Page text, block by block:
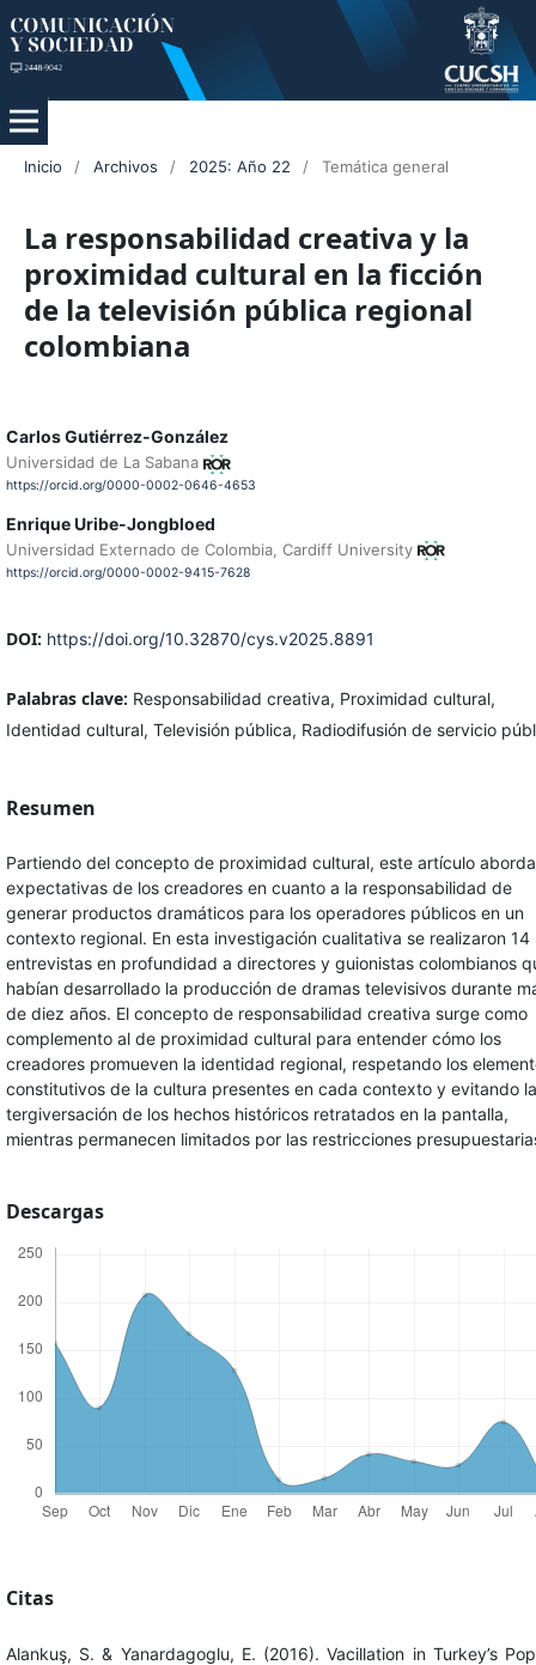
Inicio / Archivos / 2025: Año 22 / Temática general
La responsabilidad creativa y la
proximidad cultural en la ficción
de la televisión pública regional
colombiana
Carlos Gutiérrez-González
Universidad de La Sabana
https://orcid.org/0000-0002-0646-4653
Enrique Uribe-Jongbloed
Universidad Externado de Colombia, Cardiff University
https://orcid.org/0000-0002-9415-7628
DOI: https://doi.org/10.32870/cys.v2025.8891
Palabras clave: Responsabilidad creativa, Proximidad cultural,
Identidad cultural, Televisión pública, Radiodifusión de servicio
Resumen
Partiendo del concepto de proximidad cultural, este artículo
expectativas de los creadores en cuanto a la responsabilidad de
generar productos dramáticos para los operadores públicos en un
contexto regional. En esta investigación cualitativa se realizaron 14
entrevistas en profundidad a directores y guionistas colombianos
habían desarrollado la producción de dramas televisivos durante
de diez años. El concepto de responsabilidad creativa surge como
complemento al de proximidad cultural para entender cómo los
creadores promueven la identidad regional, respetando los
constitutivos de la cultura presentes en cada contexto y evitando la
tergiversación de los hechos históricos retratados en la pantalla,
mientras permanecen limitados por las restricciones
Descargas
Citas
Alankuş, S. & Yanardagoglu, E. (2016). Vacillation in Turkey’s